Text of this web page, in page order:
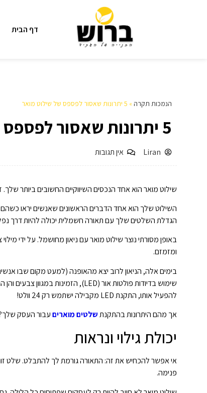
דף הבית
הנמכות תקרה» 5 יתרונות שאסור לפספס של שילוט מואר
5 יתרונות שאסור לפספס של שילוט מואר
Liran אין תגובות
שילוט מואר הוא אחד הנכסים השיווקיים החשובים ביותר
השילוט שלך הוא אחד הדברים הראשונים שאנשים יראו כשהם
הגדלת השלטים שלך עם תאורה חשמלית יכולה להיות דרך
באופן מסורתי נוצר שילוט מואר עם ניאון מחושמל. על ידי
ומזמזם.
בימים אלה, הניאון לרוב יצא מהאופנה (למעט מקום שבו
להפעיל אותו, התקנת LED מקבילה ישתמש רק 24 וולט!
אך מהם היתרונות בהתקנתשלטים מואריםעבור העסק שלך?
יכולת גילוי ונראות
אי אפשר להכחיש את זה: התאורה גורמת לך להתבלט. שלט
פנימה.